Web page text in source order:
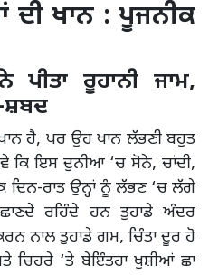
ਦੀ ਖਾਨ : ਪੂਜਨੀਕ
ਪੀਤਾ ਰੂਹਾਨੀ ਜਾਮ,
ਸ਼ਬਦ
ਖਾਨ ਹੈ, ਪਰ ਉਹ ਖਾਨ ਲੱਭਣੀ ਬਹੁਤ
ਕਿ ਇਸ ਦੁਨੀਆ ‘ਚ ਸੋਨੇ, ਚਾਂਦੀ,
ਦਿਨ-ਰਾਤ ਉਨ੍ਹਾਂ ਨੂੰ ਲੱਭਣ ‘ਚ ਲੱਗੇ
ਰਹਿੰਦੇ ਹਨ ਤੁਹਾਡੇ ਅੰਦਰ
ਨਾਲ ਤੁਹਾਡੇ ਗਮ, ਚਿੰਤਾ ਦੂਰ ਹੋ
ਚਿਹਰੇ ‘ਤੇ ਬੇਇੰਤਹਾ ਖੁਸ਼ੀਆਂ ਛਾ